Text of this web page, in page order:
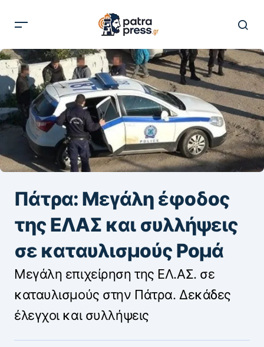
Πάτρα: Μεγάλη έφοδος
της ΕΛΑΣ και συλλήψεις
σε καταυλισμούς Ρομά
Μεγάλη επιχείρηση της ΕΛ.ΑΣ. σε
καταυλισμούς στην Πάτρα. Δεκάδες
έλεγχοι και συλλήψεις